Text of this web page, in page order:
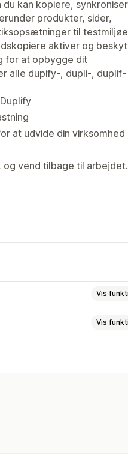
kan kopiere,
produkter, sider,
til
aktiver og
for at opbygge dit
alle dupify-, dupli-, duplif-
at udvide din virksomhed
vend tilbage til arbejdet.
Vis
Vis